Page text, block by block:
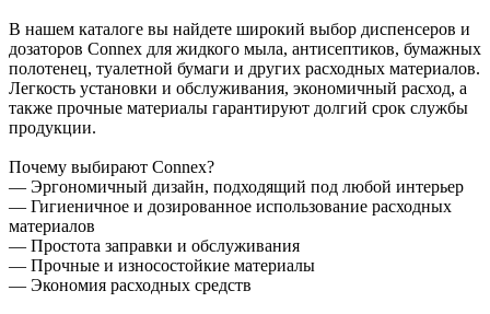
В нашем каталоге вы найдете широкий выбор диспенсеров и
дозаторов Connex для жидкого мыла, антисептиков, бумажных
полотенец, туалетной бумаги и других расходных материалов.
Легкость установки и обслуживания, экономичный расход, а
также прочные материалы гарантируют долгий срок службы
продукции.
Почему выбирают Connex?
— Эргономичный дизайн, подходящий под любой интерьер
— Гигиеничное и дозированное использование расходных
материалов
— Простота заправки и обслуживания
— Прочные и износостойкие материалы
— Экономия расходных средств